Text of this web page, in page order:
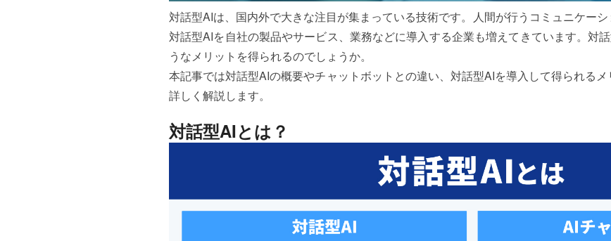
対話型AIは、国内外で大きな注目が集まっている技術です。人間が行うコミュニケーシ
対話型AIを自社の製品やサービス、業務などに導入する企業も増えてきています。対
うなメリットを得られるのでしょうか。
本記事では対話型AIの概要やチャットボットとの違い、対話型AIを導入して得られる
詳しく解説します。
対話型AIとは？